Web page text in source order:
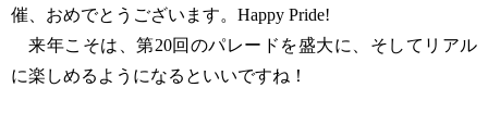
催、おめでとうございます。Happy Pride!
来年こそは、第20回のパレードを盛大に、そしてリアル
に楽しめるようになるといいですね！